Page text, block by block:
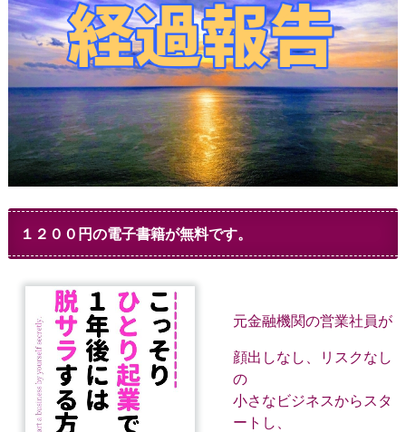
１２００円の電子書籍が無料です。
元金融機関の営業社員が
顔出しなし、リスクなし
の
小さなビジネスからスタ
ートし、